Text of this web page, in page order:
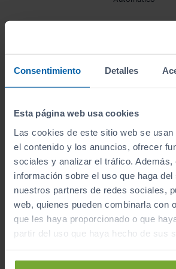
Consentimiento Detalles
Esta página web usa cookies
Las cookies de este sitio web se
el contenido y los anuncios, ofrecer
sociales y analizar el tráfico. Además,
información sobre el uso que haga del
nuestros partners de redes sociales,
web, quienes pueden combinarla con
que les haya proporcionado o que
partir del uso que haya hecho de sus
¡Ya somos más de 6.000
Inicio Coches de Segunda
Grand scenic
Apúntate y caza las
Apúntate a nuestro boletín y
recibir las nuevas entradas y
Correo electrónico